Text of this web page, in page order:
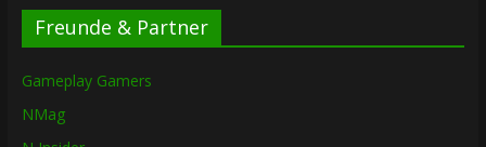
Freunde & Partner
Gameplay Gamers
NMag